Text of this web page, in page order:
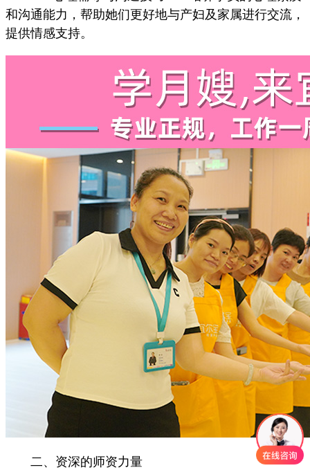
和沟通能力，帮助她们更好地与产妇及家属进行交流，
提供情感支持。
二、资深的师资力量